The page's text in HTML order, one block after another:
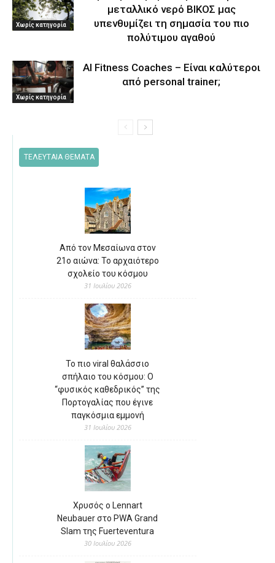
Χωρίς κατηγορία
μεταλλικό νερό ΒΙΚΟΣ μας
υπενθυμίζει τη σημασία του πιο
πολύτιμου αγαθού
Χωρίς κατηγορία
AI Fitness Coaches – Είναι καλύτεροι
από personal trainer;
ΤΕΛΕΥΤΑΙΑ ΘΕΜΑΤΑ
Από τον Μεσαίωνα στον
21ο αιώνα: Το αρχαιότερο
σχολείο του κόσμου
31 Ιουλίου 2026
Το πιο viral θαλάσσιο
σπήλαιο του κόσμου: Ο
“φυσικός καθεδρικός” της
Πορτογαλίας που έγινε
παγκόσμια εμμονή
31 Ιουλίου 2026
Χρυσός ο Lennart
Neubauer στο PWA Grand
Slam της Fuerteventura
30 Ιουλίου 2026